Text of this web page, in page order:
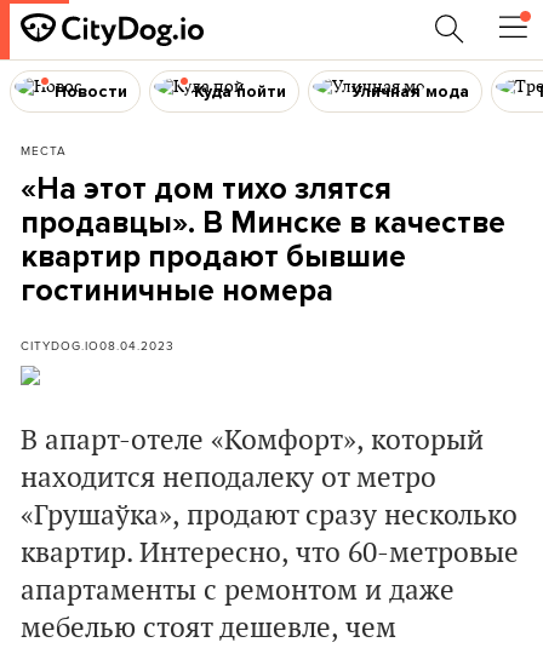
Новости Куда пойти Уличная мода
МЕСТА
«На этот дом тихо злятся
продавцы». В Минске в качестве
квартир продают бывшие
гостиничные номера
CITYDOG.IO08.04.2023
В апарт-отеле «Комфорт», который
находится неподалеку от метро
«Грушаўка», продают сразу несколько
квартир. Интересно, что 60-метровые
апартаменты с ремонтом и даже
мебелью стоят дешевле, чем